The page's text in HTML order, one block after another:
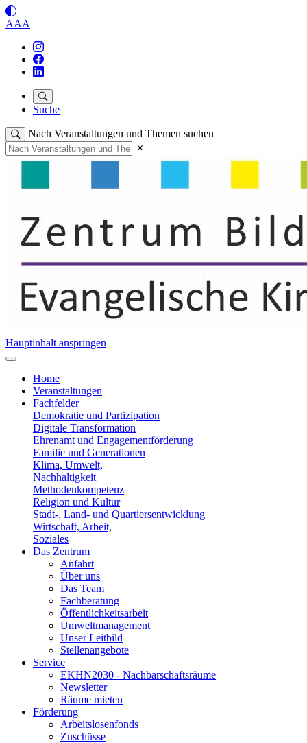
AAA
Suche
Nach Veranstaltungen und Themen suchen
Hauptinhalt anspringen
Home
Veranstaltungen
Fachfelder
Demokratie und Partizipation
Digitale Transformation
Ehrenamt und Engagementförderung
Familie und Generationen
Klima, Umwelt,
Nachhaltigkeit
Methodenkompetenz
Religion und Kultur
Stadt-, Land- und Quartiersentwicklung
Wirtschaft, Arbeit,
Soziales
Das Zentrum
Anfahrt
Über uns
Das Team
Fachberatung
Öffentlichkeitsarbeit
Umweltmanagement
Unser Leitbild
Stellenangebote
Service
EKHN2030 - Nachbarschaftsräume
Newsletter
Räume mieten
Förderung
Arbeitslosenfonds
Zuschüsse